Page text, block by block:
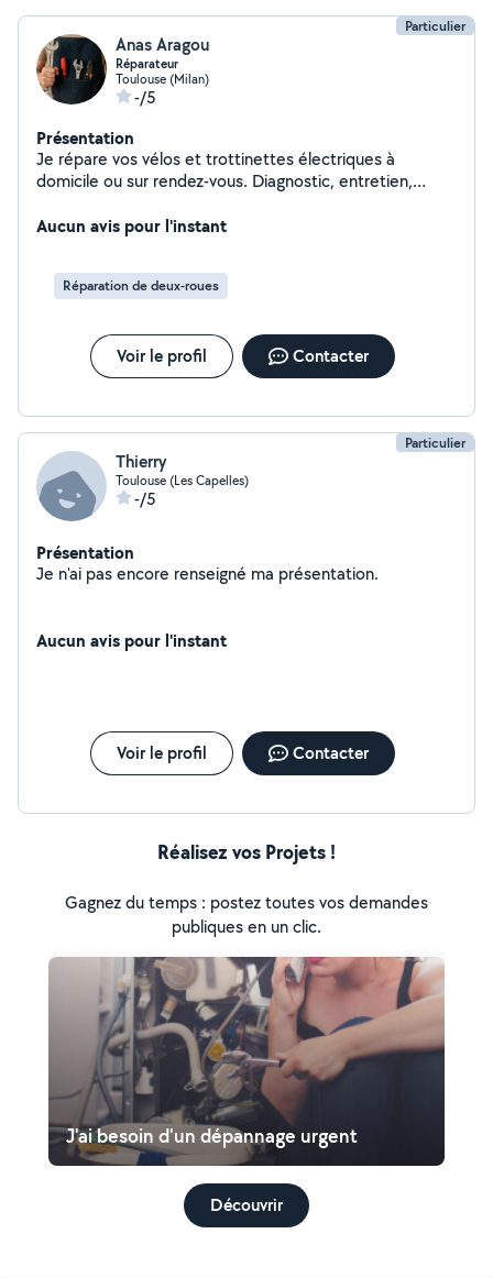
Particulier
Anas Aragou
Réparateur
Toulouse (Milan)
-/5
Présentation
Je répare vos vélos et trottinettes électriques à
domicile ou sur rendez-vous. Diagnostic, entretien,
N'hésitez pas à me contacter pour un devis gratuit.
Aucun avis pour l'instant
Réparation de deux-roues
Voir le profil Contacter
Particulier
Thierry
Toulouse (Les Capelles)
-/5
Présentation
Je n'ai pas encore renseigné ma présentation.
Aucun avis pour l'instant
Voir le profil Contacter
Réalisez vos Projets !
Gagnez du temps : postez toutes vos demandes
publiques en un clic.
J'ai besoin d'un dépannage urgent
Découvrir